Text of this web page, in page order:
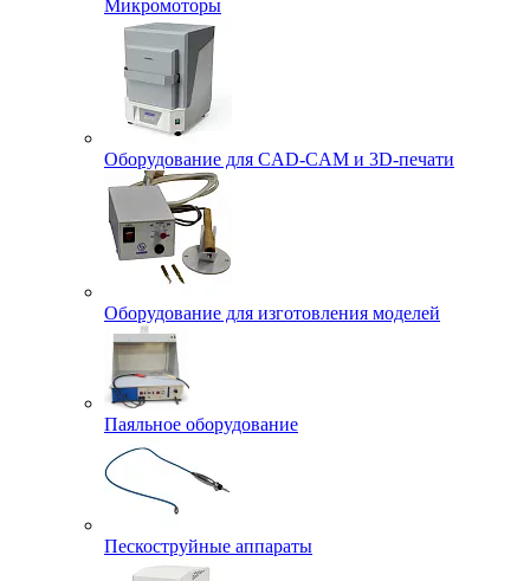
Микромоторы
Оборудование для CAD-CAM и 3D-печати
Оборудование для изготовления моделей
Паяльное оборудование
Пескоструйные аппараты